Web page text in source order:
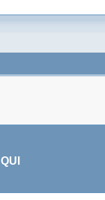
QUI